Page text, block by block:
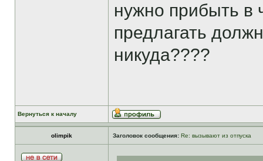
нужно прибыть в
предлагать
никуда????
Вернуться к началу
olimpik Заголовок сообщения: Re: вызывают из отпуска